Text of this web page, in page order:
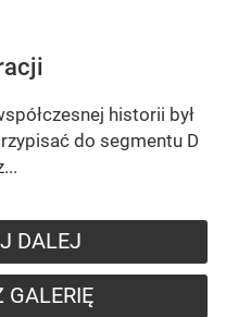
historii był
do segmentu D
DALEJ
GALERIĘ